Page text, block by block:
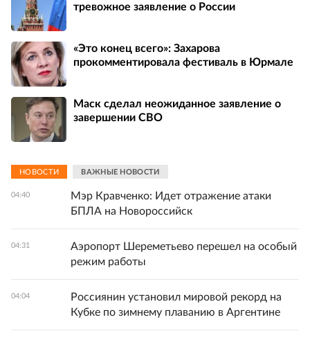
тревожное заявление о России
«Это конец всего»: Захарова
прокомментировала фестиваль в Юрмале
Маск сделал неожиданное заявление о
завершении СВО
НОВОСТИ ВАЖНЫЕ НОВОСТИ
04:40
Мэр Кравченко: Идет отражение атаки
БПЛА на Новороссийск
04:31
Аэропорт Шереметьево перешел на особый
режим работы
04:04
Россиянин установил мировой рекорд на
Кубке по зимнему плаванию в Аргентине